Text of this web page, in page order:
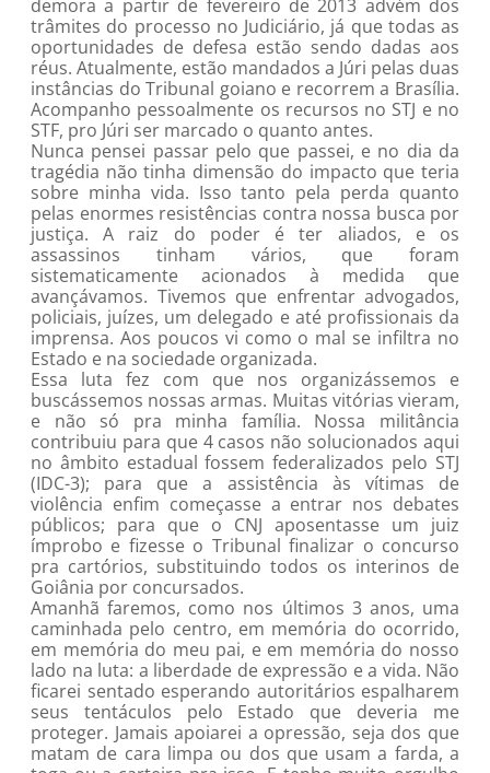
demora a partir de fevereiro de 2013 advém dos
trâmites do processo no Judiciário, já que todas as
oportunidades de defesa estão sendo dadas aos
réus. Atualmente, estão mandados a Júri pelas duas
instâncias do Tribunal goiano e recorrem a Brasília.
Acompanho pessoalmente os recursos no STJ e no
STF, pro Júri ser marcado o quanto antes.
Nunca pensei passar pelo que passei, e no dia da
tragédia não tinha dimensão do impacto que teria
sobre minha vida. Isso tanto pela perda quanto
pelas enormes resistências contra nossa busca por
justiça. A raiz do poder é ter aliados, e os
assassinos tinham vários, que foram
sistematicamente acionados à medida que
avançávamos. Tivemos que enfrentar advogados,
policiais, juízes, um delegado e até profissionais da
imprensa. Aos poucos vi como o mal se infiltra no
Estado e na sociedade organizada.
Essa luta fez com que nos organizássemos e
buscássemos nossas armas. Muitas vitórias vieram,
e não só pra minha família. Nossa militância
contribuiu para que 4 casos não solucionados aqui
no âmbito estadual fossem federalizados pelo STJ
(IDC-3); para que a assistência às vítimas de
violência enfim começasse a entrar nos debates
públicos; para que o CNJ aposentasse um juiz
ímprobo e fizesse o Tribunal finalizar o concurso
pra cartórios, substituindo todos os interinos de
Goiânia por concursados.
Amanhã faremos, como nos últimos 3 anos, uma
caminhada pelo centro, em memória do ocorrido,
em memória do meu pai, e em memória do nosso
lado na luta: a liberdade de expressão e a vida. Não
ficarei sentado esperando autoritários espalharem
seus tentáculos pelo Estado que deveria me
proteger. Jamais apoiarei a opressão, seja dos que
matam de cara limpa ou dos que usam a farda, a